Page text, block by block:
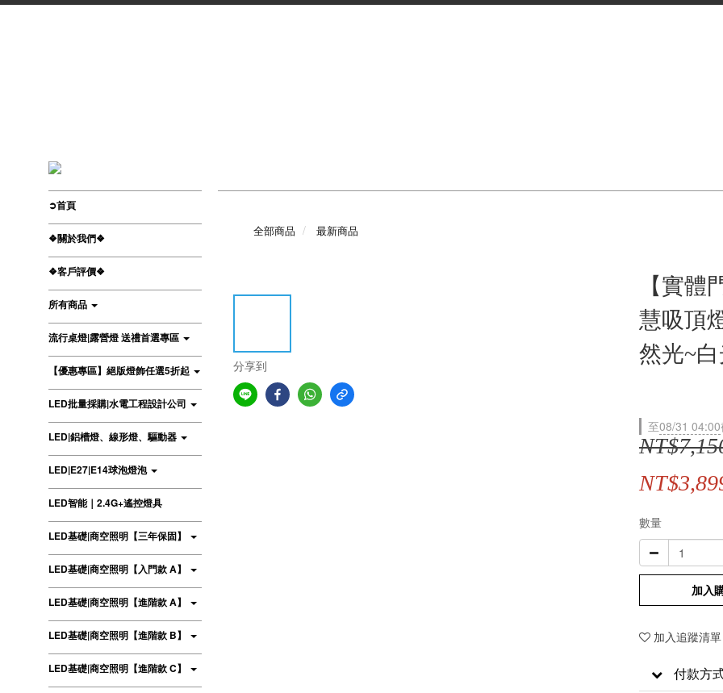
➲首頁
❖關於我們❖
❖客戶評價❖
所有商品
流行桌燈|露營燈 送禮首選專區
【優惠專區】絕版燈飾任選5折起
LED批量採購|水電工程設計公司
LED|鋁槽燈、線形燈、驅動器
LED|E27|E14球泡燈泡
LED智能｜2.4G+遙控燈具
LED基礎|商空照明【三年保固】
LED基礎|商空照明【入門款 A】
LED基礎|商空照明【進階款 A】
LED基礎|商空照明【進階款 B】
LED基礎|商空照明【進階款 C】
全部商品 最新商品
分享到
【實體
慧吸頂
然光~
至08/31 04:00
數量
加入
加入追蹤清單
付款方